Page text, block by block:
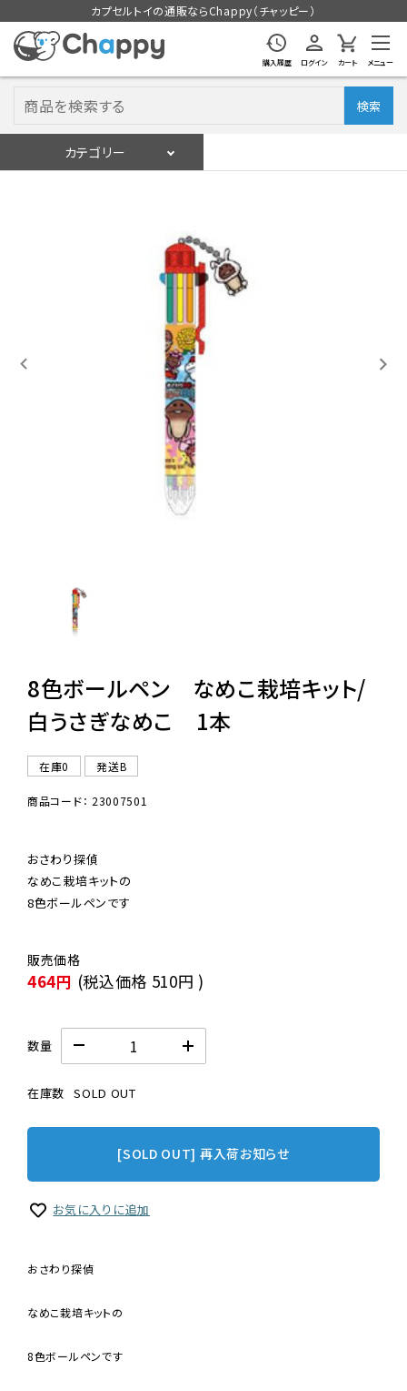
カプセルトイの通販ならChappy（チャッピー）
購入履歴 ログイン カート メニュー
検索
カテゴリー
入荷スケジュールをチェック
販促用空カプセル
06-6282-7659
8色ボールペン なめこ栽培キット/
白うさぎなめこ 1本
在庫0 発送B
商品コード： 23007501
おさわり探偵
なめこ栽培キットの
8色ボールペンです
464円 (税込価格 510円 )
数量
在庫数 SOLD OUT
[SOLD OUT] 再入荷お知らせ
お気に入りに追加
おさわり探偵
なめこ栽培キットの
8色ボールペンです